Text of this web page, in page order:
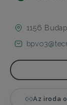
1156
Az iroda